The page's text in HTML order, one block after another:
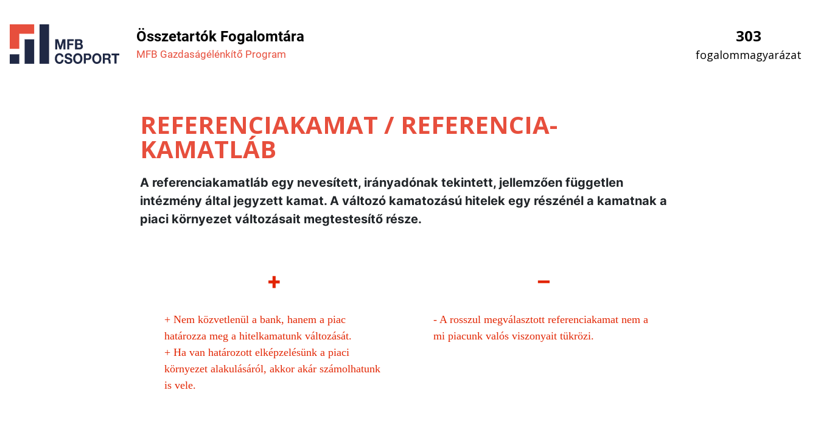
Összetartók Fogalomtára
MFB Gazdaság­élénkítő Program
303
fogalommagyarázat
REFERENCIAKAMAT / REFERENCIA-
KAMATLÁB
A referenciakamatláb egy nevesített, irányadónak tekintett, jellemzően független
intézmény által jegyzett kamat. A változó kamatozású hitelek egy részénél a kamatnak a
piaci környezet változásait megtestesítő része.
+
+Nem közvetlenül a bank, hanem a piac
határozza meg a hitelkamatunk változását.
+Ha van határozott elképzelésünk a piaci
környezet alakulásáról, akkor akár számolhatunk
is vele.
–
- A rosszul megválasztott referenciakamat nem a
mi piacunk valós viszonyait tükrözi.